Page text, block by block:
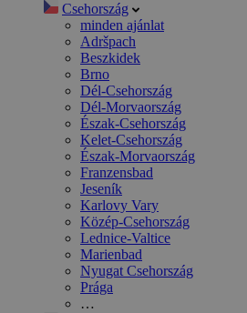
Csehország
minden ajánlat
Adršpach
Beszkidek
Brno
Dél-Csehország
Dél-Morvaország
Észak-Csehország
Kelet-Csehország
Észak-Morvaország
Franzensbad
Jeseník
Karlovy Vary
Közép-Csehország
Lednice-Valtice
Marienbad
Nyugat Csehország
Prága
…